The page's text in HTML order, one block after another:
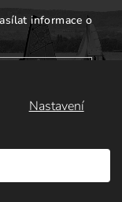
Nastavení
informace o
ochrany